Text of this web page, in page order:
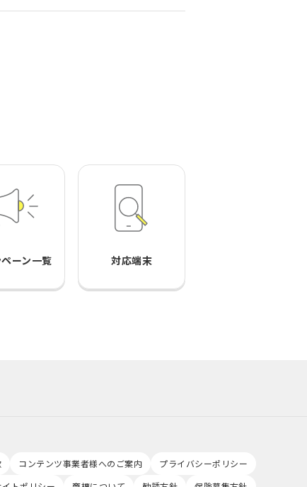
ーン一覧 対応端末
コンテンツ事業者様へのご案内
プライバシーポリシー